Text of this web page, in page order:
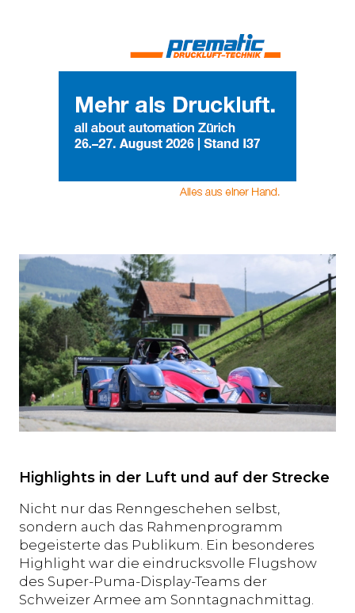
Highlights in der Luft und auf der Strecke
Nicht nur das Renngeschehen selbst,
sondern auch das Rahmenprogramm
begeisterte das Publikum. Ein besonderes
Highlight war die eindrucksvolle Flugshow
des Super-Puma-Display-Teams der
Schweizer Armee am Sonntagnachmittag.